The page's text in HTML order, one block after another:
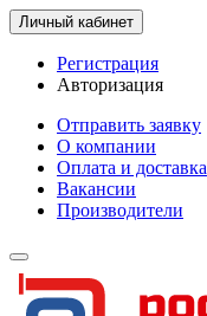
Личный кабинет
Регистрация
Авторизация
Отправить заявку
О компании
Оплата и доставка
Вакансии
Производители